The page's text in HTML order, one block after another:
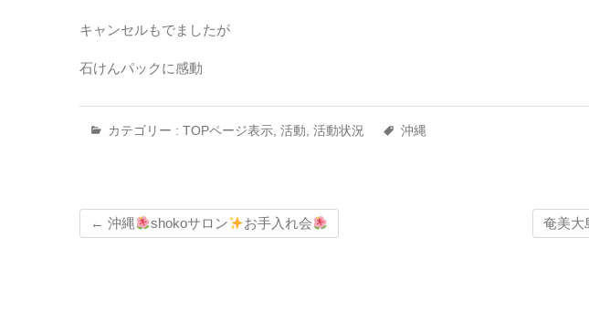
キャンセルもでましたが
石けんパックに感動
カテゴリー : TOPページ表示 活動 活動状況 沖縄
← 沖縄 shokoサロン お手入れ会 奄美大